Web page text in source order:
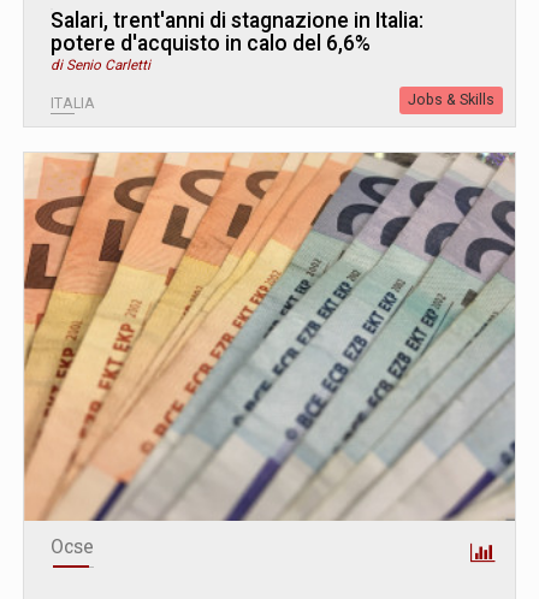
Salari, trent'anni di stagnazione in Italia:
potere d'acquisto in calo del 6,6%
di Senio Carletti
ITALIA Jobs & Skills
Ocse